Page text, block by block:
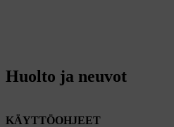
Huolto ja neuvot
KÄYTTÖOHJEET